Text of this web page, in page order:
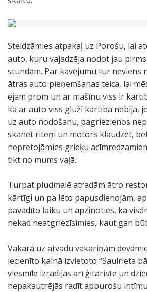
Steidzāmies atpakaļ uz Porošu, lai
auto, kuru vajadzēja nodot jau
stundām. Par kavējumu tur neviens
ātras auto pieņemšanas teica, lai
ejam prom un ar mašīnu viss ir
ka ar auto viss gluži kārtībā nebija,
uz auto nodošanu, pagriezienos
skanēt riteņi un motors klaudzēt,
nepretojāmies grieķu
tikt no mums vaļā.
Turpat pludmalē atradām ātro
kārtīgi un pa lēto papusdienojām,
pavadīto laiku un apzinoties, ka
nekad neatgriezīsimies, kaut gan
Vakarā uz atvadu vakariņām
iecienīto kalnā izvietoto “Saulrieta
viesmīle izrādījās arī ģitāriste un
nepakautrējās radīt apburošu